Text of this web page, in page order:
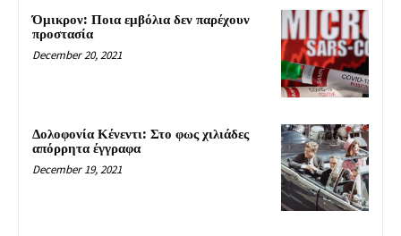
Όμικρον: Ποια εμβόλια δεν παρέχουν
προστασία
December 20, 2021
Δολοφονία Κένεντι: Στο φως χιλιάδες
απόρρητα έγγραφα
December 19, 2021